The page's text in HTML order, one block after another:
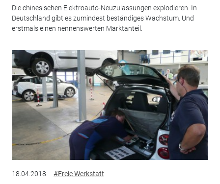
Die chinesischen Elektroauto-Neuzulassungen explodieren. In
Deutschland gibt es zumindest beständiges Wachstum. Und
erstmals einen nennenswerten Marktanteil.
18.04.2018 #Freie Werkstatt